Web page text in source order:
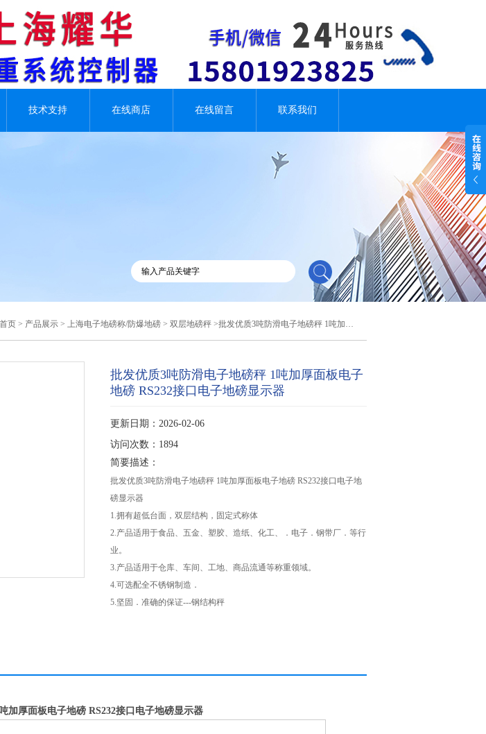
技术支持 在线商店 在线留言 联系我们
首页 > 产品展示 > 上海电子地磅称/防爆地磅 > 双层地磅秤 >批发优质3吨防滑电子地磅秤 1吨加厚面板电子地磅 RS232接口电子地磅显示器
批发优质3吨防滑电子地磅秤 1吨加厚面板电子
地磅 RS232接口电子地磅显示器
更新日期：2026-02-06
访问次数：1894
简要描述：
批发优质3吨防滑电子地磅秤 1吨加厚面板电子地磅 RS232接口电子地
磅显示器
1.拥有超低台面，双层结构，固定式称体
2.产品适用于食品、五金、塑胶、造纸、化工、．电子．钢带厂．等行
业。
3.产品适用于仓库、车间、工地、商品流通等称重领域。
4.可选配全不锈钢制造．
5.坚固．准确的保证---钢结构秤
加厚面板电子地磅 RS232接口电子地磅显示器